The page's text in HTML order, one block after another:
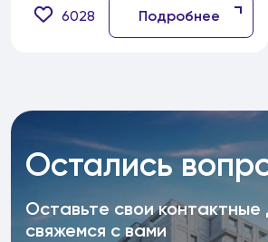
6028 Подробнее
Остались
Оставьте свои
свяжемся с вами